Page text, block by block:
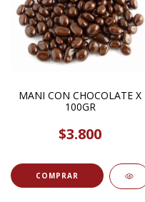
MANI CON CHOCOLATE X
100GR
$3.800